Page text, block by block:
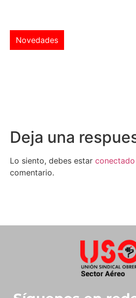
Novedades
Deja una
Lo siento, debes estar conectado
comentario.